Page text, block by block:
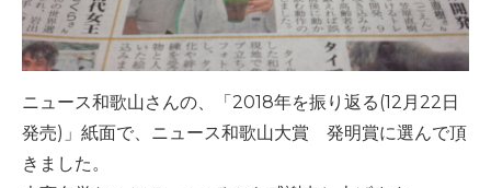
ニュース和歌山さんの、「2018年を振り返る(12月22日
発売)」紙面で、ニュース和歌山大賞 発明賞に選んで頂
きました。